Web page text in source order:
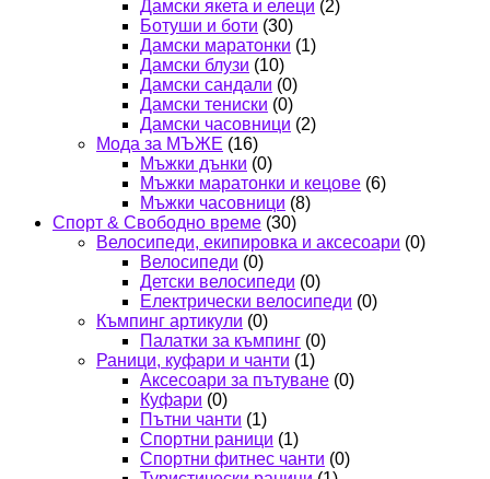
Дамски якета и елеци (2)
Ботуши и боти (30)
Дамски маратонки (1)
Дамски блузи (10)
Дамски сандали (0)
Дамски тениски (0)
Дамски часовници (2)
Мода за МЪЖЕ (16)
Мъжки дънки (0)
Мъжки маратонки и кецове (6)
Мъжки часовници (8)
Спорт & Свободно време (30)
Велосипеди, екипировка и аксесоари (0)
Велосипеди (0)
Детски велосипеди (0)
Електрически велосипеди (0)
Къмпинг артикули (0)
Палатки за къмпинг (0)
Раници, куфари и чанти (1)
Аксесоари за пътуване (0)
Куфари (0)
Пътни чанти (1)
Спортни раници (1)
Спортни фитнес чанти (0)